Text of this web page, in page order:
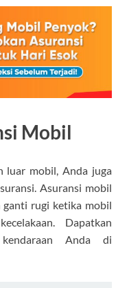
Mobil
luar mobil, Anda juga
Asuransi mobil
ganti rugi ketika mobil
Dapatkan
Anda di